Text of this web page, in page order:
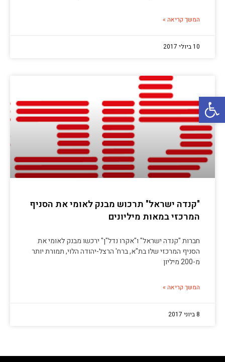
פתח סרגל נגישות
המשך קריאה »
10 ביולי 2017
"קנדה ישראל" תרכוש מבנק לאומי את הסניף
המרכזי במאות מיליונים
חברות "קנדה ישראל" ו"אקרו נדל"ן" ירכשו מבנק לאומי את
הסניף המרכזי שלו בת"א, ברח' הרצל-יהודה הלוי, תמורת יותר
מ-200 מיליון
המשך קריאה »
8 ביוני 2017